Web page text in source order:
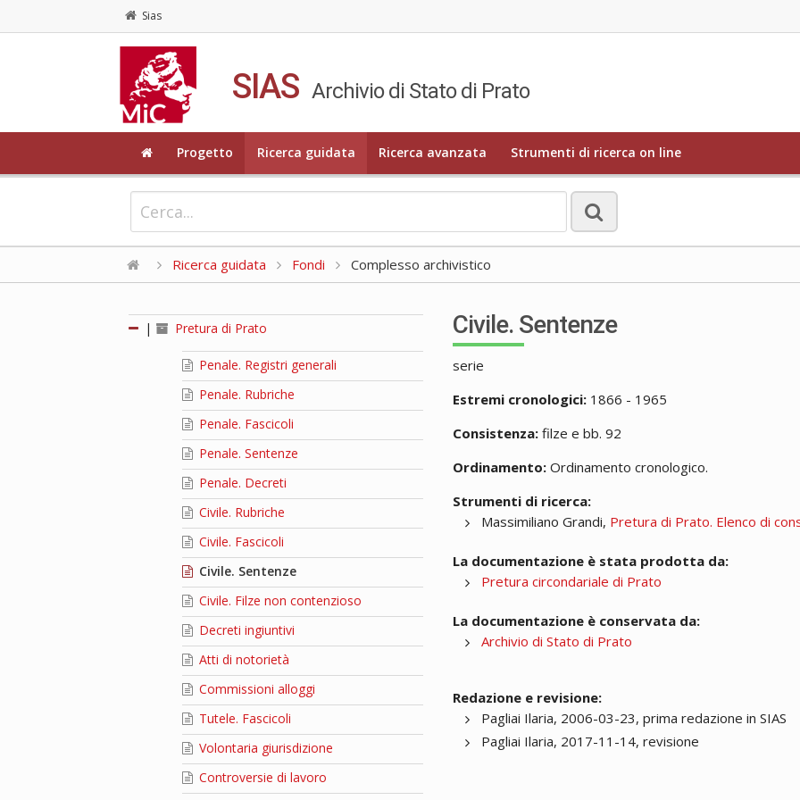
Sias
SIAS Archivio di Stato di Prato
Progetto Ricerca guidata Ricerca avanzata Strumenti di ricerca on line
Ricerca guidata Fondi Complesso archivistico
| Pretura di Prato
Penale. Registri generali
Penale. Rubriche
Penale. Fascicoli
Penale. Sentenze
Penale. Decreti
Civile. Rubriche
Civile. Fascicoli
Civile. Sentenze
Civile. Filze non contenzioso
Decreti ingiuntivi
Atti di notorietà
Commissioni alloggi
Tutele. Fascicoli
Volontaria giurisdizione
Controversie di lavoro
Civile. Sentenze
serie
Estremi cronologici: 1866 - 1965
Consistenza: filze e bb. 92
Ordinamento: Ordinamento cronologico.
Strumenti di ricerca:
Massimiliano Grandi, Pretura di Prato. Elenco di
La documentazione è stata prodotta da:
Pretura circondariale di Prato
La documentazione è conservata da:
Archivio di Stato di Prato
Redazione e revisione:
Pagliai Ilaria, 2006-03-23, prima redazione in SIAS
Pagliai Ilaria, 2017-11-14, revisione